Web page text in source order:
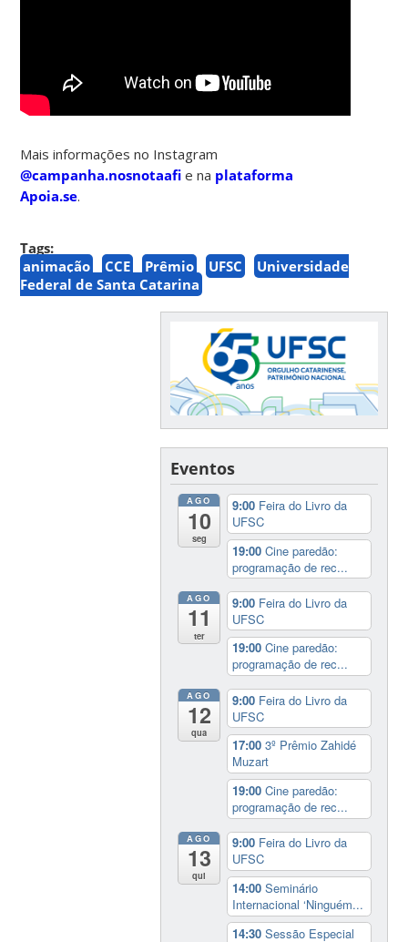
Mais informações no Instagram
@campanha.nosnotaafi e na plataforma
Apoia.se.
Tags:
animação
CCE Prêmio UFSC
Universidade
Federal de Santa Catarina
Eventos
AGO
10
seg
9:00 Feira do Livro da
UFSC
19:00Cine paredão:
programação de rec...
AGO
11
ter
9:00 Feira do Livro da
UFSC
19:00Cine paredão:
programação de rec...
AGO
12
qua
9:00 Feira do Livro da
UFSC
17:003º Prêmio Zahidé
Muzart
19:00Cine paredão:
programação de rec...
AGO
13
qui
9:00 Feira do Livro da
UFSC
14:00Seminário
Internacional ‘Ninguém...
14:30Sessão Especial